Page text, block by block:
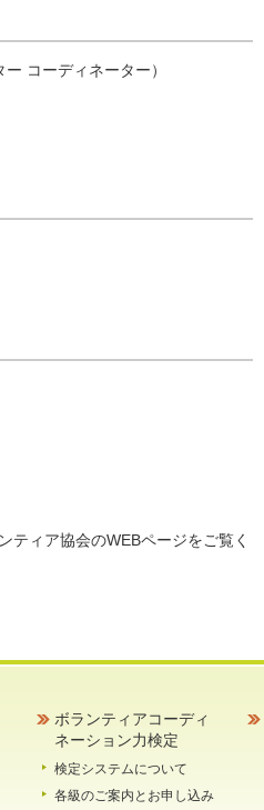
コーディネーター）
ティア協会のWEBページをご覧く
ボランティアコーディ
ネーション力検定
検定システムについて
各級のご案内とお申し込み